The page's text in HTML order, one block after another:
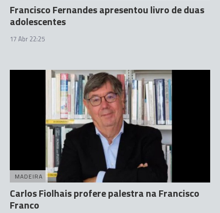
Francisco Fernandes apresentou livro de duas
adolescentes
17 Abr 22:25
MADEIRA
Carlos Fiolhais profere palestra na Francisco
Franco